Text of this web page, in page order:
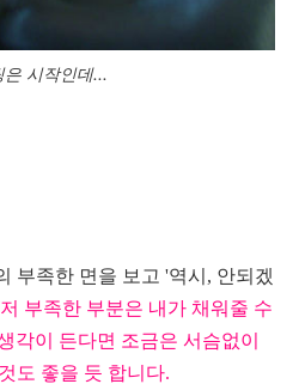
은 시작인데...
부족한 면을 보고 '역시, 안되겠
부족한 부분은 내가 채워 줄 수
각이 든다면 조금은 서슴없이
도 좋을 듯 합니다.